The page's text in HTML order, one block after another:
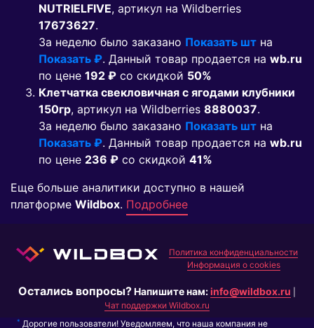
NUTRIELFIVE, артикул на Wildberries
17673627.
За неделю было заказано Показать шт на
Показать ₽. Данный товар продается на wb.ru
по цене 192 ₽ co скидкой 50%
Клетчатка свекловичная с ягодами клубники
150гр, артикул на Wildberries 8880037.
За неделю было заказано Показать шт на
Показать ₽. Данный товар продается на wb.ru
по цене 236 ₽ co скидкой 41%
Еще больше аналитики доступно в нашей
платформе Wildbox. Подробнее
Политика конфиденциальности
Информация о cookies
Остались вопросы?Напишите нам:info@wildbox.ru
Чат поддержки Wildbox.ru
* Дорогие пользователи! Уведомляем, что наша компания не